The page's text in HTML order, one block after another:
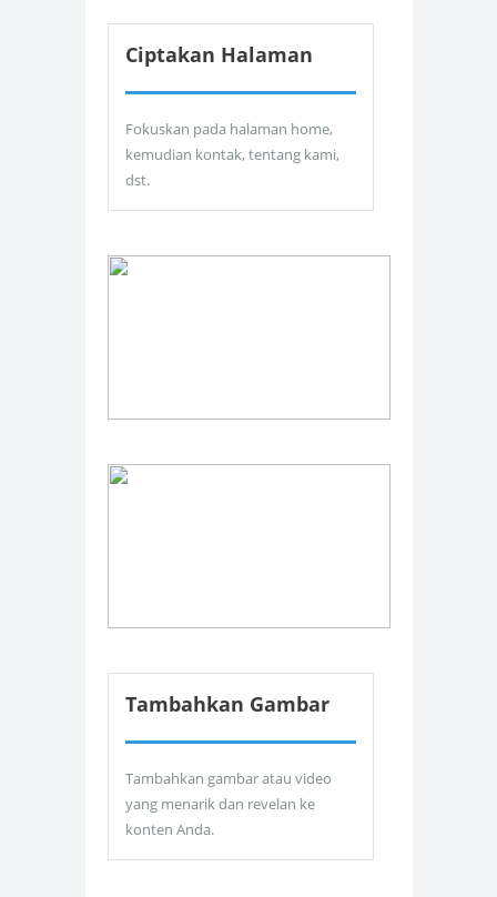
Ciptakan Halaman
Fokuskan pada halaman home,
kemudian kontak, tentang kami,
dst.
Tambahkan Gambar
Tambahkan gambar atau video
yang menarik dan revelan ke
konten Anda.